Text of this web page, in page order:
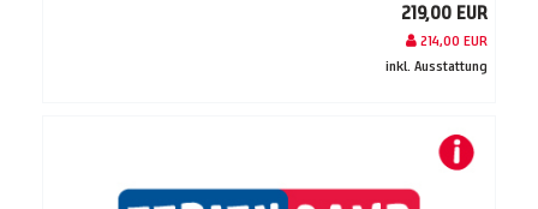
219,00 EUR
214,00 EUR
inkl. Ausstattung